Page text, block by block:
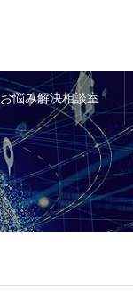
お悩み解決相談室